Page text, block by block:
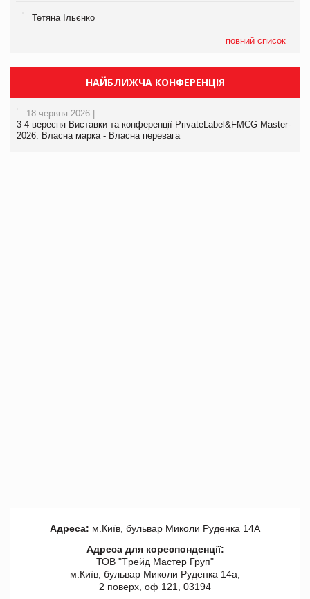
Тетяна Ільєнко
повний список
НАЙБЛИЖЧА КОНФЕРЕНЦІЯ
18 червня 2026 |
3-4 вересня Виставки та конференції PrivateLabel&FMCG Master-
2026: Власна марка - Власна перевага
Адреса: м.Київ, бульвар Миколи Руденка 14А
Адреса для кореспонденції:
ТОВ "Tрейд Мастер Груп"
м.Київ, бульвар Миколи Руденка 14а,
2 поверх, оф 121, 03194